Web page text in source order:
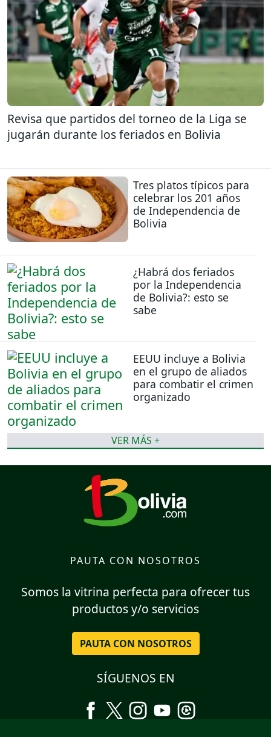
Revisa que partidos del torneo de la Liga se
jugarán durante los feriados en Bolivia
Tres platos típicos para
celebrar los 201 años
de Independencia de
Bolivia
¿Habrá dos feriados
por la Independencia
de Bolivia?: esto se
sabe
EEUU incluye a Bolivia
en el grupo de aliados
para combatir el crimen
organizado
VER MÁS +
PAUTA CON NOSOTROS
Somos la vitrina perfecta para ofrecer tus
productos y/o servicios
PAUTA CON NOSOTROS
SÍGUENOS EN